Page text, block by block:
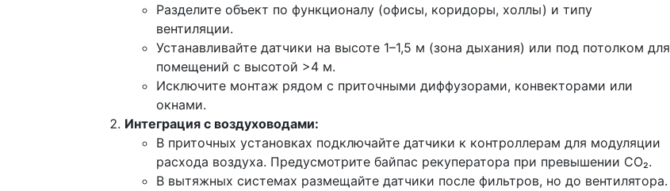
Разделите объект по функционалу (офисы, коридоры, холлы) и типу
вентиляции.
Устанавливайте датчики на высоте 1–1,5 м (зона дыхания) или под потолком для
помещений с высотой >4 м.
Исключите монтаж рядом с приточными диффузорами, конвекторами или
окнами.
Интеграция с воздуховодами:
В приточных установках подключайте датчики к контроллерам для модуляции
расхода воздуха. Предусмотрите байпас рекуператора при превышении CO₂.
В вытяжных системах размещайте датчики после фильтров, но до вентилятора.